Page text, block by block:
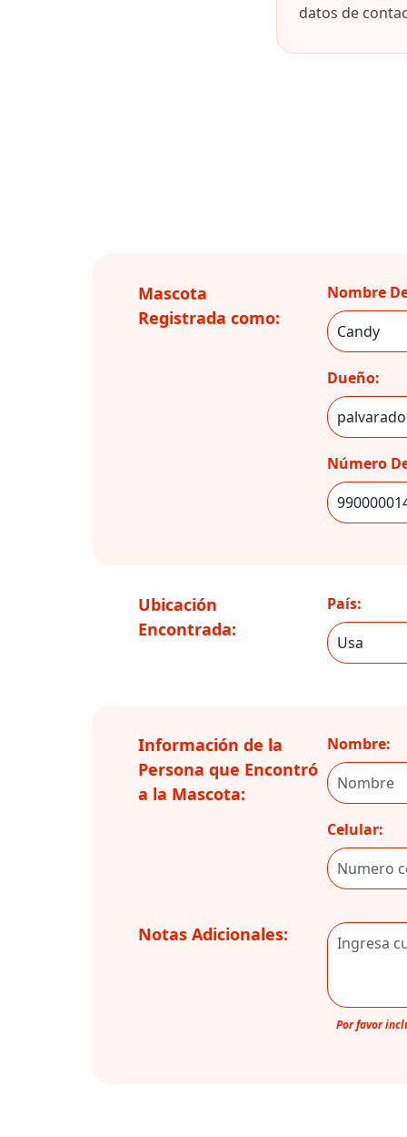
datos de
Mascota
Registrada como:
Nombre
Dueño:
Número
Ubicación
Encontrada:
País:
Información de la
Persona que Encontró
a la Mascota:
Nombre:
Celular:
Notas Adicionales:
Por favor